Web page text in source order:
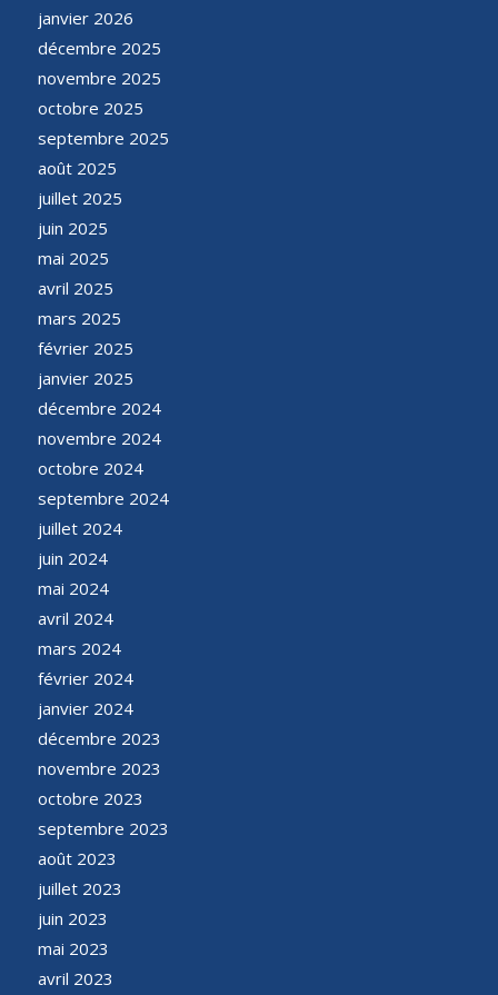
janvier 2026
décembre 2025
novembre 2025
octobre 2025
septembre 2025
août 2025
juillet 2025
juin 2025
mai 2025
avril 2025
mars 2025
février 2025
janvier 2025
décembre 2024
novembre 2024
octobre 2024
septembre 2024
juillet 2024
juin 2024
mai 2024
avril 2024
mars 2024
février 2024
janvier 2024
décembre 2023
novembre 2023
octobre 2023
septembre 2023
août 2023
juillet 2023
juin 2023
mai 2023
avril 2023